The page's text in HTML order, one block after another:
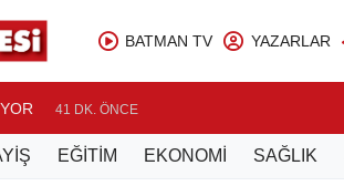
BATMAN TV YAZARLAR
41 DK. ÖNCE
EĞİTİM EKONOMİ SAĞLIK